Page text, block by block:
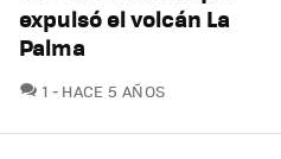
expulsó el volcán La
Palma
1 COMENTARIOS
HACE 5 AÑOS